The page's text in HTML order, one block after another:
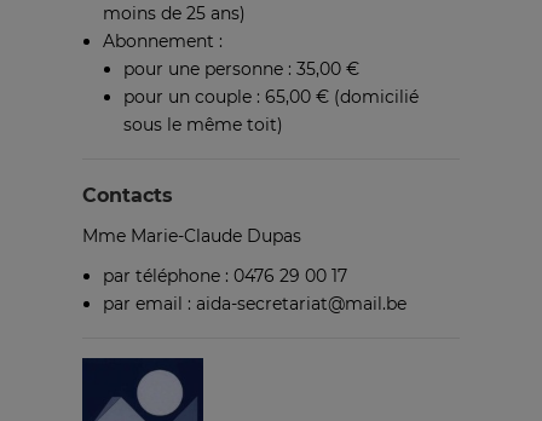
moins de 25 ans)
Abonnement :
pour une personne : 35,00 €
pour un couple : 65,00 € (domicilié
sous le même toit)
Contacts
Mme Marie-Claude Dupas
par téléphone : 0476 29 00 17
par email : aida-secretariat@mail.be